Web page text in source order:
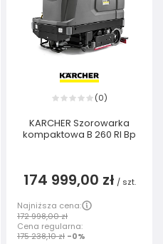
(0)
KARCHER Szorowarka
kompaktowa B 260 RI Bp
174 999,00 zł / szt.
Najniższa cena:
172 998,00 zł
Cena regularna:
175 238,10 zł -0%